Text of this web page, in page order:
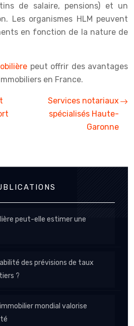
de salaire, pensions) et un
Les organismes HLM peuvent
en fonction de la nature de
peut offrir des avantages
en France.
Services notariaux
spécialisés Haute-
Garonne
peut-elle estimer une
des prévisions de taux
?
mondial valorise